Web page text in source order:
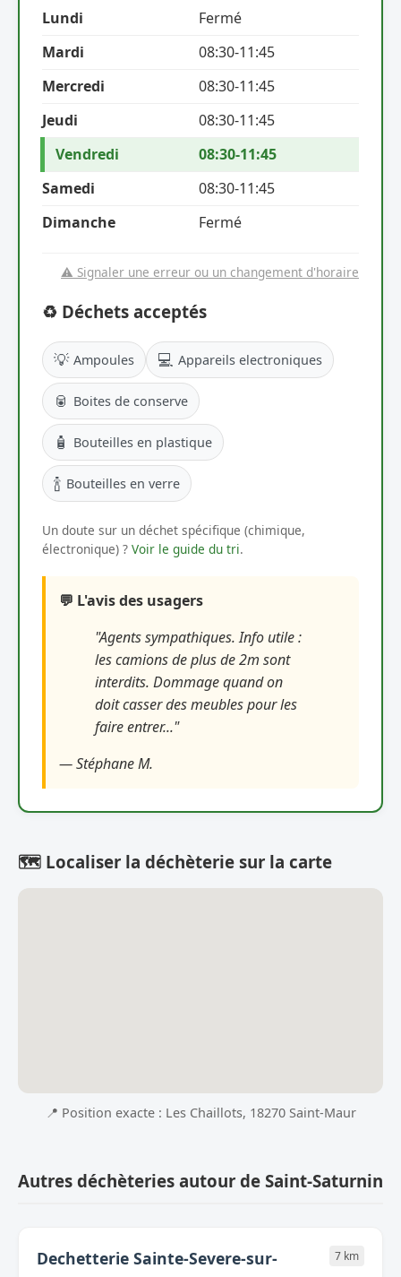
Lundi
Fermé
Mardi
08:30-11:45
Mercredi
08:30-11:45
Jeudi
08:30-11:45
Vendredi
08:30-11:45
Samedi
08:30-11:45
Dimanche
Fermé
⚠️ Signaler une erreur ou un changement d'horaire
♻️ Déchets acceptés
💡 Ampoules 💻 Appareils electroniques
🥫 Boites de conserve
🧴 Bouteilles en plastique
🍾 Bouteilles en verre
Un doute sur un déchet spécifique (chimique,
électronique) ? Voir le guide du tri.
💬 L'avis des usagers
"Agents sympathiques. Info utile :
les camions de plus de 2m sont
interdits. Dommage quand on
doit casser des meubles pour les
faire entrer..."
— Stéphane M.
🗺️ Localiser la déchèterie sur la carte
📍 Position exacte : Les Chaillots, 18270 Saint-Maur
Autres déchèteries autour de Saint-Saturnin
Dechetterie Sainte-Severe-sur-
7 km